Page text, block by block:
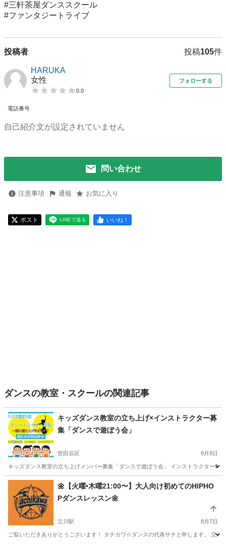
#三軒茶屋ダンススクール
#ファンタジートライブ
投稿者 投稿105件
HARUKA
女性
0.0
フォローする
電話番号
自己紹介文が設定されていません
問い合わせ
注意事項 通報 お気に入り
ポスト LINEで送る いいね！
ダンスの教室・スクールの関連記事
キッズダンス教室の立ち上げ×インストラクター募
集「ダンスで遊ぼう会」
世田谷区 8月8日
キッズダンス教室の立ち上げメンバー募集「ダンスで遊ぼう会」 インストラクター
東京 世田谷区 ダンス キッズダンス
🌼【火曜•木曜21:00〜】大人向け初めてのHIPHO
Pダンスレッスン🌼
立川駅 8月7日
ご覧いただきありがとうございます！ タチカワ☆ダンスの代表サチと申します。 立